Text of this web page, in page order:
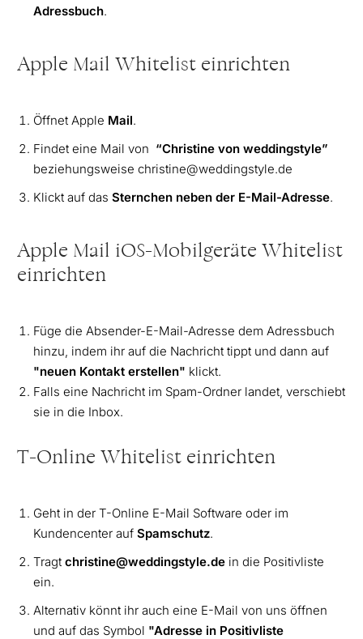
Adressbuch.
Apple Mail Whitelist einrichten
Öffnet Apple Mail.
Findet eine Mail von “Christine von weddingstyle”
beziehungsweise christine@weddingstyle.de
Klickt auf das Sternchen neben der E-Mail-Adresse.
Apple Mail iOS-Mobilgeräte Whitelist
einrichten
Füge die Absender-E-Mail-Adresse dem Adressbuch
hinzu, indem ihr auf die Nachricht tippt und dann auf
"neuen Kontakt erstellen" klickt.
Falls eine Nachricht im Spam-Ordner landet, verschiebt
sie in die Inbox.
T-Online Whitelist einrichten
Geht in der T-Online E-Mail Software oder im
Kundencenter auf Spamschutz.
Tragt christine@weddingstyle.de in die Positivliste
ein.
Alternativ könnt ihr auch eine E-Mail von uns öffnen
und auf das Symbol "Adresse in Positivliste